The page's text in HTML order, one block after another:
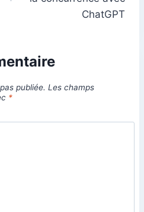
ChatGPT
publiée. Les champs
*